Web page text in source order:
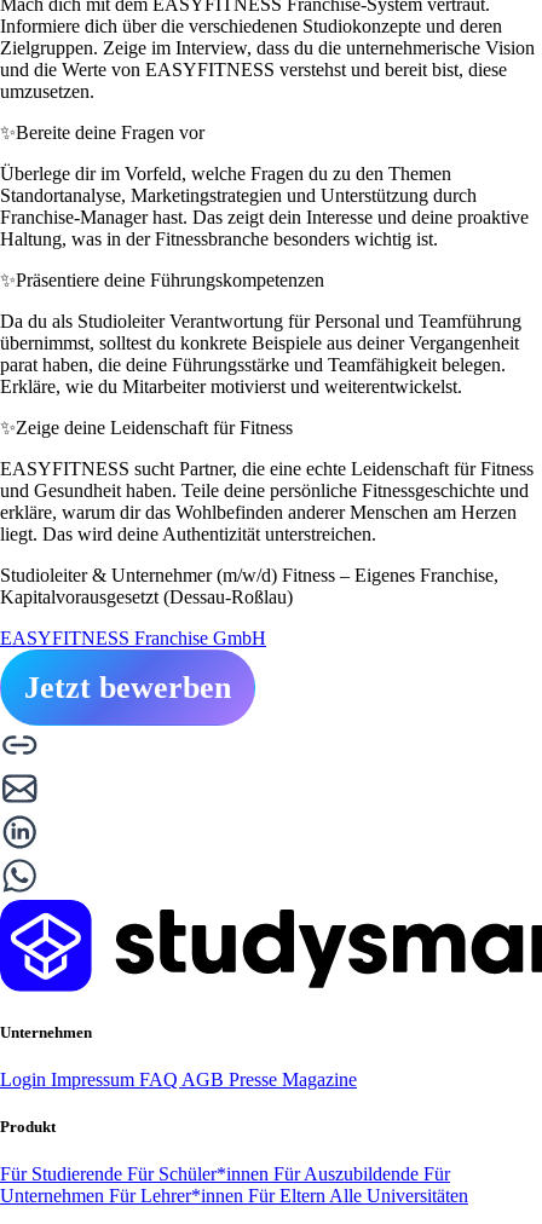
Informiere dich über die verschiedenen Studiokonzepte und deren
Zielgruppen. Zeige im Interview, dass du die unternehmerische Vision
und die Werte von EASYFITNESS verstehst und bereit bist, diese
umzusetzen.
✨Bereite deine Fragen vor
Überlege dir im Vorfeld, welche Fragen du zu den Themen
Standortanalyse, Marketingstrategien und Unterstützung durch
Franchise-Manager hast. Das zeigt dein Interesse und deine proaktive
Haltung, was in der Fitnessbranche besonders wichtig ist.
✨Präsentiere deine Führungskompetenzen
Da du als Studioleiter Verantwortung für Personal und Teamführung
übernimmst, solltest du konkrete Beispiele aus deiner Vergangenheit
parat haben, die deine Führungsstärke und Teamfähigkeit belegen.
Erkläre, wie du Mitarbeiter motivierst und weiterentwickelst.
✨Zeige deine Leidenschaft für Fitness
EASYFITNESS sucht Partner, die eine echte Leidenschaft für Fitness
und Gesundheit haben. Teile deine persönliche Fitnessgeschichte und
erkläre, warum dir das Wohlbefinden anderer Menschen am Herzen
liegt. Das wird deine Authentizität unterstreichen.
Studioleiter & Unternehmer (m/w/d) Fitness – Eigenes Franchise,
Kapitalvorausgesetzt (Dessau-Roßlau)
EASYFITNESS Franchise GmbH
Jetzt bewerben
Unternehmen
Login Impressum FAQ AGB Presse Magazine
Produkt
Für Studierende Für Schüler*innen Für Auszubildende Für
Unternehmen Für Lehrer*innen Für Eltern Alle Universitäten